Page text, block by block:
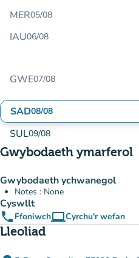
MER05/08
IAU06/08
GWE07/08
SAD08/08
SUL09/08
Gwybodaeth ymarferol
Gwybodaeth ychwanegol
Notes : None
Cyswllt
phone FfoniwchcomputerCyrchu'r wefan
(tab newydd)
Lleoliad